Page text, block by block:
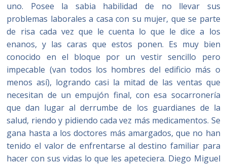
uno. Posee la sabia habilidad de no llevar sus
problemas laborales a casa con su mujer, que se parte
de risa cada vez que le cuenta lo que le dice a los
enanos, y las caras que estos ponen. Es muy bien
conocido en el bloque por un vestir sencillo pero
impecable (van todos los hombres del edificio más o
menos así), logrando casi la mitad de las ventas que
necesitan de un empujón final, con esa socarronería
que dan lugar al derrumbe de los guardianes de la
salud, riendo y pidiendo cada vez más medicamentos. Se
gana hasta a los doctores más amargados, que no han
tenido el valor de enfrentarse al destino familiar para
hacer con sus vidas lo que les apeteciera. Diego Miguel